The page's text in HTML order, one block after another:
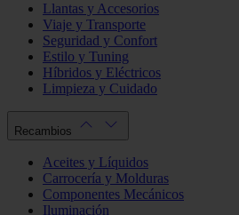
Llantas y Accesorios
Viaje y Transporte
Seguridad y Confort
Estilo y Tuning
Híbridos y Eléctricos
Limpieza y Cuidado
Recambios
Aceites y Líquidos
Carrocería y Molduras
Componentes Mecánicos
Iluminación